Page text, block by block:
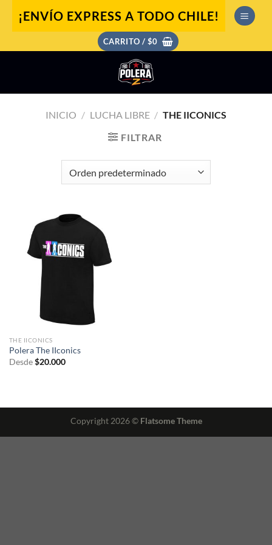
¡ENVÍO EXPRESS A TODO CHILE!
CARRITO / $0
INICIO / LUCHA LIBRE / THE IICONICS
FILTRAR
THE IICONICS
Polera The IIconics
Desde $20.000
Copyright 2026 © Flatsome Theme